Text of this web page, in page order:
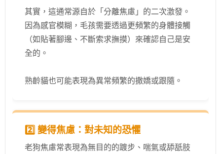
其實，這通常源自於「分離焦慮」的二次激發。
因為感官模糊，毛孩需要透過更頻繁的身體接觸
（如貼著腳邊、不斷索求撫摸）來確認自己是安
全的。
熟齡貓也可能表現為異常頻繁的撒嬌或跟隨。
2️⃣ 變得焦慮：對未知的恐懼
老狗焦慮常表現為無目的的踱步、喘氣或舔舐肢